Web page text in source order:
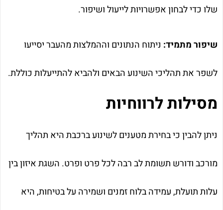
שלו כדי לבחון אפשרויות לייעול ושיפור.
שיפור מתמיד: ניתוח הנתונים וההמלצות מהעבר יסייעו
לשפר את תהליכי השינוע הבאים ולהביא להתייעלות כוללת.
מסילות לרווחיות
ניתן להבין כי בחירת מטענים לשינוע ברכבת היא תהליך
מורכב ודורש תשומת לב רבה לכל פרט ופרט. השגת איזון בין
עלות תועלת, עמידה בלוח זמנים ושמירה על בטיחות, היא